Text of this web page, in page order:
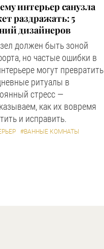
интерьер санузла
раздражать: 5
дизайнеров
должен быть зоной
но частые ошибки в
могут превратить
ритуалы в
стресс —
как их вовремя
и исправить.
#ВАННЫЕ КОМНАТЫ